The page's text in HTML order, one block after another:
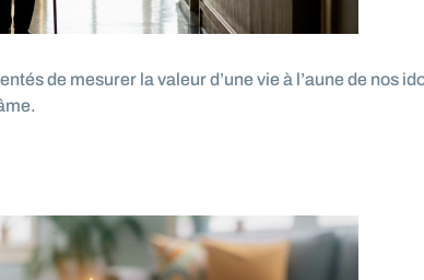
de mesurer la valeur d’une vie à l’aune de nos